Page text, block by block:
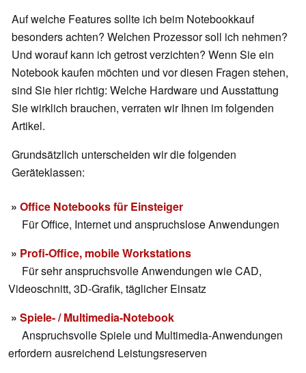
Auf welche Features sollte ich beim Notebookkauf
besonders achten? Welchen Prozessor soll ich nehmen?
Und worauf kann ich getrost verzichten? Wenn Sie ein
Notebook kaufen möchten und vor diesen Fragen stehen,
sind Sie hier richtig: Welche Hardware und Ausstattung
Sie wirklich brauchen, verraten wir Ihnen im folgenden
Artikel.
Grundsätzlich unterscheiden wir die folgenden
Geräteklassen:
» Office Notebooks für Einsteiger
Für Office, Internet und anspruchslose Anwendungen
» Profi-Office, mobile Workstations
Für sehr anspruchsvolle Anwendungen wie CAD,
Videoschnitt, 3D-Grafik, täglicher Einsatz
» Spiele- / Multimedia-Notebook
Anspruchsvolle Spiele und Multimedia-Anwendungen
erfordern ausreichend Leistungsreserven